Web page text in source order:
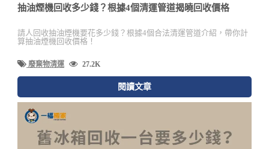
抽油煙機回收多少錢？根據4個清運管道揭曉回收價格
請人回收抽油煙機要花多少錢？根據4個合法清運管道介紹，帶你計
算抽油煙機回收價格！
廢棄物清運 27.2K
閱讀文章